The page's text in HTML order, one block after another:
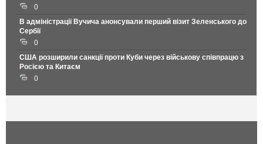
0
В адміністрації Вучича анонсували перший візит Зеленського до
Сербії
0
США розширили санкції проти Куби через військову співпрацю з
Росією та Китаєм
0